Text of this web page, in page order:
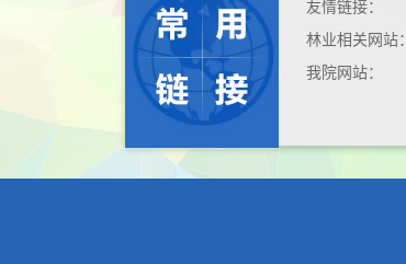
友情链接：
林业相关网站：
我院网站：